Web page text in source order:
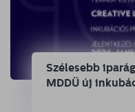
Szélesebb
MDDÜ új